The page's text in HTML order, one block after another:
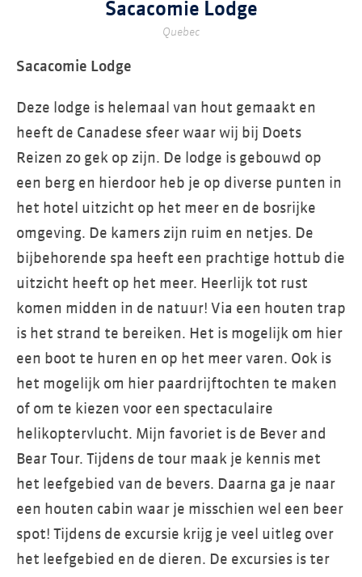
Sacacomie Lodge
Quebec
Sacacomie Lodge
Deze lodge is helemaal van hout gemaakt en
heeft de Canadese sfeer waar wij bij Doets
Reizen zo gek op zijn. De lodge is gebouwd op
een berg en hierdoor heb je op diverse punten in
het hotel uitzicht op het meer en de bosrijke
omgeving. De kamers zijn ruim en netjes. De
bijbehorende spa heeft een prachtige hottub die
uitzicht heeft op het meer. Heerlijk tot rust
komen midden in de natuur! Via een houten trap
is het strand te bereiken. Het is mogelijk om hier
een boot te huren en op het meer varen. Ook is
het mogelijk om hier paardrijftochten te maken
of om te kiezen voor een spectaculaire
helikoptervlucht. Mijn favoriet is de Bever and
Bear Tour. Tijdens de tour maak je kennis met
het leefgebied van de bevers. Daarna ga je naar
een houten cabin waar je misschien wel een beer
spot! Tijdens de excursie krijg je veel uitleg over
het leefgebied en de dieren. De excursies is ter